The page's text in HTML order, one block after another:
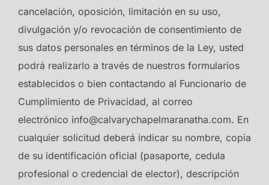
cancelación, oposición, limitación en su uso,
divulgación y/o revocación de consentimiento de
sus datos personales en términos de la Ley, usted
podrá realizarlo a través de nuestros formularios
establecidos o bien contactando al Funcionario de
Cumplimiento de Privacidad, al correo
electrónico info@calvarychapelmaranatha.com. En
cualquier solicitud deberá indicar su nombre, copia
de su identificación oficial (pasaporte, cedula
profesional o credencial de elector), descripción